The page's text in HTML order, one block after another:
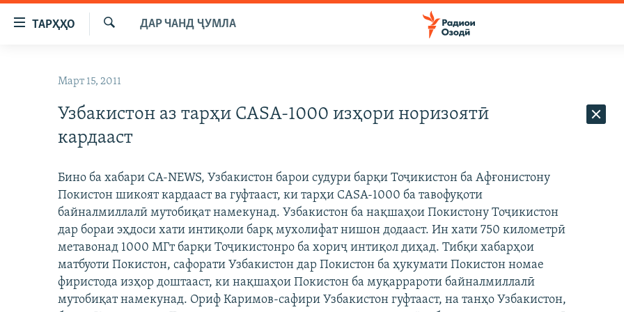
Пайвандҳои
дастрасӣ
ТАРҲҲО
ИҚТИСОД
ОСИЁИ МАРКАЗӢ
ФАРҲАНГ
МЕҲМОНИ ОЗОДӢ
ВАРЗИШ
ГАПИ ОЗОД
РӮЗГОРИ МУҲОҶИР
САЛОМ, ХОҲАР
ҶАНГ ДАР УКРАИНА
НАЗАРИ МАРДУМ
БЛОГИСТОН
ОЗОДӢ ОНЛАЙН
ЧАНДРАСОНАӢ
НИГОРИСТОН
РӮЙХАТҲО
КИТОБҲОИ ОЗОДӢ
ДАР ЧАНД ҶУМЛА
Март 15, 2011
Узбакистон аз тарҳи CASA-1000 изҳори норизоятӣ
кардааст
Бино ба хабари CA-NEWS, Узбакистон барои судури барқи Тоҷикистон ба Афғонистону
Покистон шикоят кардааст ва гуфтааст, ки тарҳи CASA-1000 ба тавофуқоти
байналмиллалӣ мутобиқат намекунад. Узбакистон ба нақшаҳои Покистону Тоҷикистон
дар бораи эҳдоси хати интиқоли барқ мухолифат нишон додааст. Ин хати 750 километрӣ
метавонад 1000 МГт барқи Тоҷикистонро ба хориҷ интиқол диҳад. Тибқи хабарҳои
матбуоти Покистон, сафорати Узбакистон дар Покистон ба ҳукумати Покистон номае
фиристода изҳор доштааст, ки нақшаҳои Покистон ба муқаррароти байналмиллалӣ
мутобиқат намекунад. Ориф Каримов-сафири Узбакистон гуфтааст, на танҳо Узбакистон,